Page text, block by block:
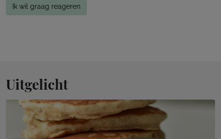
Ik wil graag reageren
Uitgelicht